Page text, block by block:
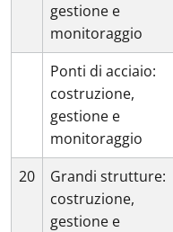
gestione e
monitoraggio
Ponti di acciaio:
costruzione,
gestione e
monitoraggio
20
Grandi strutture:
costruzione,
gestione e